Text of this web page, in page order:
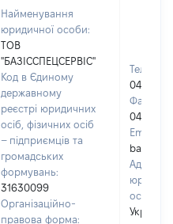
Найменування
юридичної особи:
ТОВ
"БАЗІССПЕЦСЕРВІС"
Код в Єдиному
державному
реєстрі юридичних
осіб, фізичних осіб
– підприємців та
громадських
формувань:
31630099
Організаційно-
правова форма:
Телефон:
Факс:
Email:
Адреса
особи:
Україна.